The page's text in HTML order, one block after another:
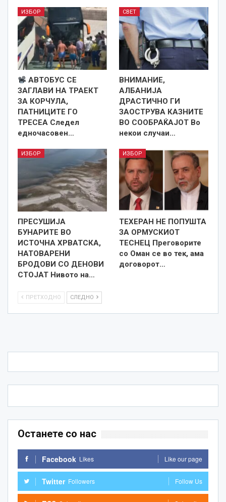
ИЗБОР
АВТОБУС СЕ
ЗАГЛАВИ НА ТРАЕКТ
ЗА КОРЧУЛА,
ПАТНИЦИТЕ ГО
ТРЕСЕА Следел
едночасовен…
СВЕТ
ВНИМАНИЕ,
АЛБАНИЈА
ДРАСТИЧНО ГИ
ЗАОСТРУВА КАЗНИТЕ
ВО СООБРАЌАЈОТ Во
некои случаи…
ИЗБОР
ПРЕСУШИЈА
БУНАРИТЕ ВО
ИСТОЧНА ХРВАТСКА,
НАТОВАРЕНИ
БРОДОВИ СО ДЕНОВИ
СТОЈАТ Нивото на…
ИЗБОР
ТЕХЕРАН НЕ ПОПУШТА
ЗА ОРМУСКИОТ
ТЕСНЕЦ Преговорите
со Оман се во тек, ама
договорот…
ПРЕТХОДНО СЛЕДНО
Останете со нас
Facebook Likes Like our page
Twitter Followers Follow Us